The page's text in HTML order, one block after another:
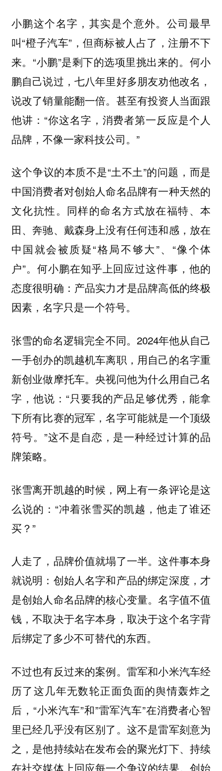
小鹏这个名字，其实是个意外。公司最早
叫“橙子汽车”，但商标被人占了，注册不下
来。“小鹏”是剩下的选项里挑出来的。何小
鹏自己说过，七八年里好多朋友劝他改名，
说改了销量能翻一倍。甚至有投资人当面跟
他讲：“你这名字，消费者第一反应是个人
品牌，不像一家科技公司。”
这个争议的本质不是“土不土”的问题，而是
中国消费者对创始人命名品牌有一种天然的
文化抗性。同样的命名方式放在福特、本
田、奔驰、戴森身上没有任何违和感，放在
中国就会被质疑“格局不够大”、“像个体
户”。何小鹏在知乎上回应过这件事，他的
态度很明确：产品实力才是品牌高低的终极
因素，名字只是一个符号。
张雪的命名逻辑完全不同。2024年他从自己
一手创办的凯越机车离职，用自己的名字重
新创业做摩托车。央视问他为什么用自己名
字，他说：“只要我的产品足够优秀，能拿
下所有比赛的冠军，名字可能就是一个顶级
符号。”这不是自恋，是一种经过计算的品
牌策略。
张雪离开凯越的时候，网上有一条评论是这
么说的：“冲着张雪买的凯越，他走了谁还
买？”
人走了，品牌价值就塌了一半。这件事本身
就说明：创始人名字和产品的绑定深度，才
是创始人命名品牌的核心变量。名字值不值
钱，不取决于名字本身，取决于这个名字背
后绑定了多少不可替代的东西。
不过也有反过来的案例。雷军和小米汽车经
历了这几年无数轮正面负面的舆情轰炸之
后，“小米汽车”和”雷军汽车”在消费者心智
里已经几乎没有区别了。这不是雷军刻意为
之，是他持续站在发布会的聚光灯下、持续
在社交媒体上回应每一个争议的结果。创始